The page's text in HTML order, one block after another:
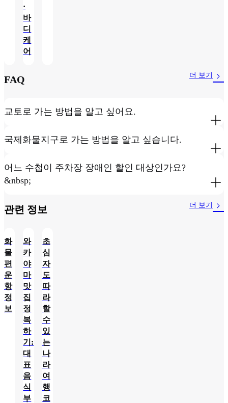
·
바
디
케
어
FAQ 더 보기
교토로 가는 방법을 알고 싶어요.
국제화물지구로 가는 방법을 알고 싶습니다.
어느 수첩이 주차장 장애인 할인 대상인가요?
&nbsp;
관련 정보​ 더 보기
화
물
편
운
항
정
보
와
카
야
마
맛
집
정
복
하
기:
대
표
음
식
부
초
심
자
도
따
라
할
수
있
는
나
라
여
행
코